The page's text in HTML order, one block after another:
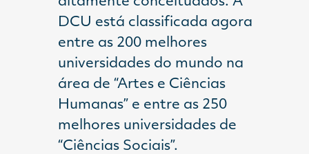
DCU está classificada agora
entre as 200 melhores
universidades do mundo na
área de “Artes e Ciências
Humanas” e entre as 250
melhores universidades de
“Ciências Sociais”.